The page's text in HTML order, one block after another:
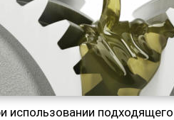
использовании